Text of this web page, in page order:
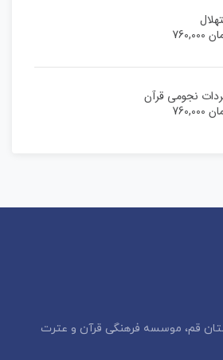
760,000
نجومی قرآن
760,000
قم، موسسه فرهنگی قرآن و عترت